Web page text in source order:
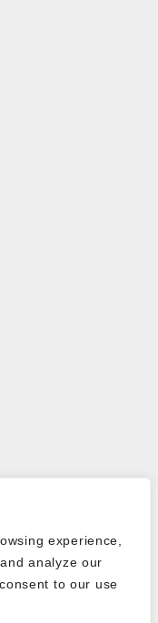
experience,
analyze our
to our use